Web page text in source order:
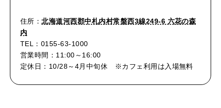
住所：北海道河西郡中札内村常盤西3線249-6 六花の森
内
TEL：0155-63-1000
営業時間：11:00～16:00
定休日：10/28～4月中旬休 ※カフェ利用は入場無料